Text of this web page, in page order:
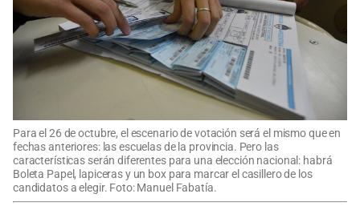
Para el 26 de octubre, el escenario de votación será el mismo que en
fechas anteriores: las escuelas de la provincia. Pero las
características serán diferentes para una elección nacional: habrá
Boleta Papel, lapiceras y un box para marcar el casillero de los
candidatos a elegir. Foto: Manuel Fabatía.